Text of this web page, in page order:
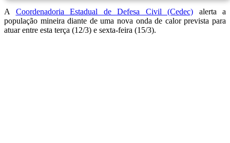
A Coordenadoria Estadual de Defesa Civil (Cedec) alerta a
população mineira diante de uma nova onda de calor prevista para
atuar entre esta terça (12/3) e sexta-feira (15/3).